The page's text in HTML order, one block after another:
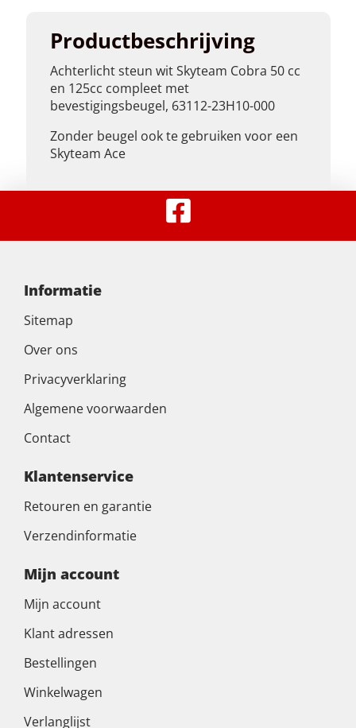
Productbeschrijving
Achterlicht steun wit Skyteam Cobra 50 cc
en 125cc compleet met
bevestigingsbeugel, 63112-23H10-000
Zonder beugel ook te gebruiken voor een
Skyteam Ace
Informatie
Sitemap
Over ons
Privacyverklaring
Algemene voorwaarden
Contact
Klantenservice
Retouren en garantie
Verzendinformatie
Mijn account
Mijn account
Klant adressen
Bestellingen
Winkelwagen
Verlanglijst